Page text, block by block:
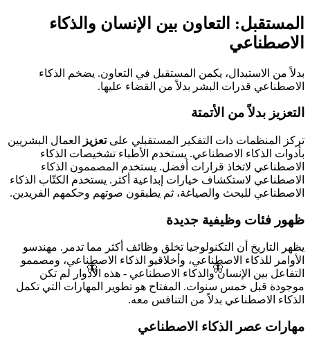
🦋 🦋
المستقبل: التعاون بين الإنسان والذكاء
الاصطناعي
بدلاً من الاستبدال، يكمن المستقبل في التعاون. يضخم الذكاء
الاصطناعي قدرات البشر بدلاً من القضاء عليها.
التعزيز بدلاً من الأتمتة
تركز المنظمات ذات التفكير المستقبلي علىتعزيز
العمال البشريين
بأدوات الذكاء الاصطناعي. يستخدم الأطباء تشخيصات الذكاء
الاصطناعي لاتخاذ قرارات أفضل. يستخدم المصممون الذكاء
الاصطناعي لاستكشاف خيارات إبداعية أكثر. يستخدم الكتّاب الذكاء
الاصطناعي للبحث والصياغة، ثم يطبقون صوتهم وحكمهم الفريدين.
ظهور فئات وظيفية جديدة
يظهر التاريخ أن التكنولوجيا تخلق وظائف أكثر مما تدمر. مهندسو
الأوامر للذكاء الاصطناعي، وأخلاقيو الذكاء الاصطناعي، ومصممو
التفاعل بين الإنسان والذكاء الاصطناعي - هذه الأدوار لم تكن
موجودة قبل خمس سنوات. المفتاح هو تطوير المهارات التي تكمل
الذكاء الاصطناعي بدلاً من التنافس معه.
مهارات عصر الذكاء الاصطناعي